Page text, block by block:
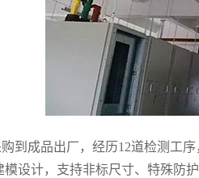
到成品出厂，经历12道检测工序
模设计，支持非标尺寸、特殊防护